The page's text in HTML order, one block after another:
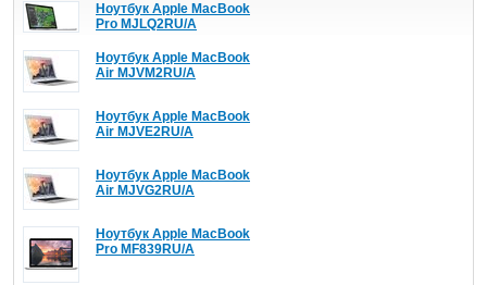
Ноутбук Apple MacBook
Pro MJLQ2RU/A
Ноутбук Apple MacBook
Air MJVM2RU/A
Ноутбук Apple MacBook
Air MJVE2RU/A
Ноутбук Apple MacBook
Air MJVG2RU/A
Ноутбук Apple MacBook
Pro MF839RU/A